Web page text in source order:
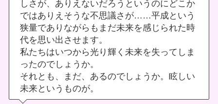
しさが、ありえないだろうというのにどこか
ではありえそうな不思議さが……平成という
狭量でありながらもまだ未来を感じられた時
代を思い出させます。
私たちはいつから光り輝く未来を失ってしま
ったのでしょうか。
それとも、まだ、あるのでしょうか。眩しい
未来というものが。